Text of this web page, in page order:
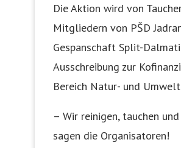
Die Aktion wird von
Mitgliedern von PŠD
Gespanschaft Split-
Ausschreibung zur
Bereich Natur- und
– Wir reinigen, tauchen
sagen die Organisatoren!